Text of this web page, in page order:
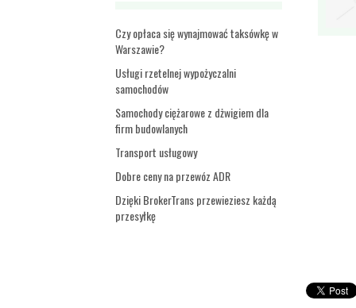
Czy opłaca się wynajmować taksówkę w
Warszawie?
Usługi rzetelnej wypożyczalni
samochodów
Samochody ciężarowe z dżwigiem dla
firm budowlanych
Transport usługowy
Dobre ceny na przewóz ADR
Dzięki BrokerTrans przewieziesz każdą
przesyłkę